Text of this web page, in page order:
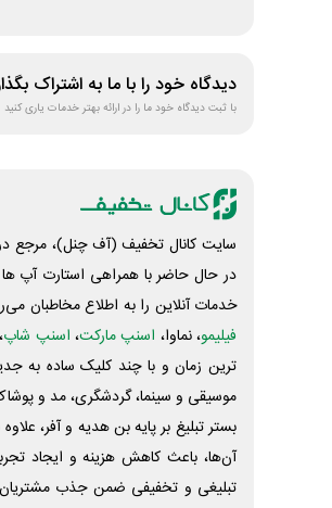
دیدگاه خود را با ما به اشتراک
با ثبت دیدگاه خود ما را در ارائه بهتر خدمات یاری کنید
سایت کانال تخفیف (آف چنل)، مرجع
در حال حاضر با همراهی استارت آپ ها
خدمات آنلاین را به اطلاع مخاطبان
فیلیمو، نماوا، اسنپ مارکت، اسنپ شاپ
ترین زمان و با چند کلیک ساده به
موسیقی و سینما، گردشگری، مد و
بستر تبلیغ بر پایه بن هدیه و آفر،
آن‌ها، باعث کاهش هزینه و ایجاد
تبلیغی و تخفیفی ضمن جذب